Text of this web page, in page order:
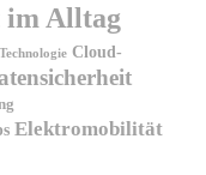
im Alltag
Cloud-
Elektromobilität